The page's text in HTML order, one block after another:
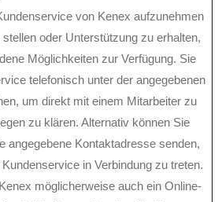
von Kenex aufzunehmen
oder Unterstützung zu erhalten,
Möglichkeiten zur Verfügung. Sie
telefonisch unter der angegebenen
um direkt mit einem Mitarbeiter zu
zu klären. Alternativ können Sie
angegebene Kontaktadresse senden,
in Verbindung zu treten.
möglicherweise auch ein Online-